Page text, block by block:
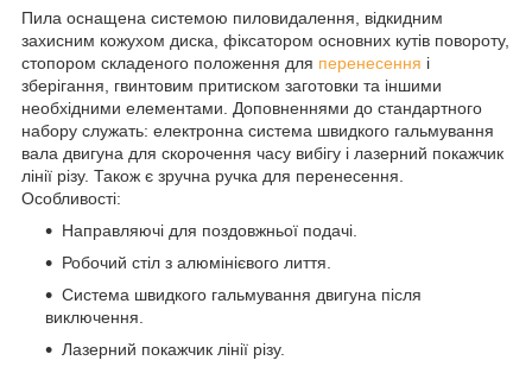
Пила оснащена системою пиловидалення, відкидним
захисним кожухом диска, фіксатором основних кутів повороту,
стопором складеного положення для перенесення і
зберігання, гвинтовим притиском заготовки та іншими
необхідними елементами. Доповненнями до стандартного
набору служать: електронна система швидкого гальмування
вала двигуна для скорочення часу вибігу і лазерний покажчик
лінії різу. Також є зручна ручка для перенесення.
Особливості:
Направляючі для поздовжньої подачі.
Робочий стіл з алюмінієвого лиття.
Система швидкого гальмування двигуна після
виключення.
Лазерний покажчик лінії різу.